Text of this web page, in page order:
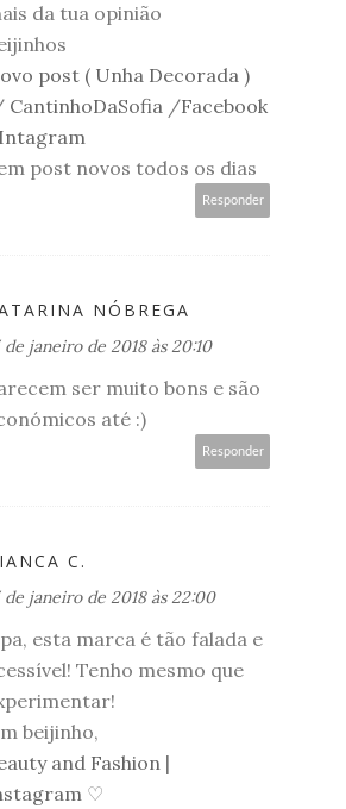
da tua opinião
post ( Unha Decorada )
CantinhoDaSofia /Facebook
Intagram
post novos todos os dias
Responder
NÓBREGA
de janeiro de 2018 às 20:10
ser muito bons e são
até :)
Responder
C.
de janeiro de 2018 às 22:00
esta marca é tão falada e
Tenho mesmo que
beijinho,
and Fashion |
♡